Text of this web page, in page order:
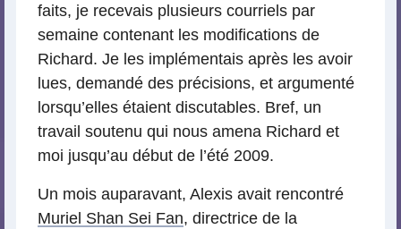
faits, je recevais plusieurs courriels par
semaine contenant les modifications de
Richard. Je les implémentais après les avoir
lues, demandé des précisions, et argumenté
lorsqu’elles étaient discutables. Bref, un
travail soutenu qui nous amena Richard et
moi jusqu’au début de l’été 2009.
Un mois auparavant, Alexis avait rencontré
Muriel Shan Sei Fan, directrice de la